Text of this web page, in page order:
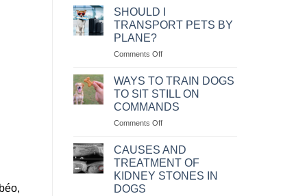
SHOULD I
TRANSPORT PETS BY
PLANE?
Comments Offon
VẬN
CHUYỂN
THÚ
CƯNG
BẰNG
BAY
KHÔNG?
WAYS TO TRAIN DOGS
TO SIT STILL ON
COMMANDS
Comments Offon
CÁCH
HUẤN
LUYỆN
CHÓ
CAUSES AND
TREATMENT OF
KIDNEY STONES IN
DOGS